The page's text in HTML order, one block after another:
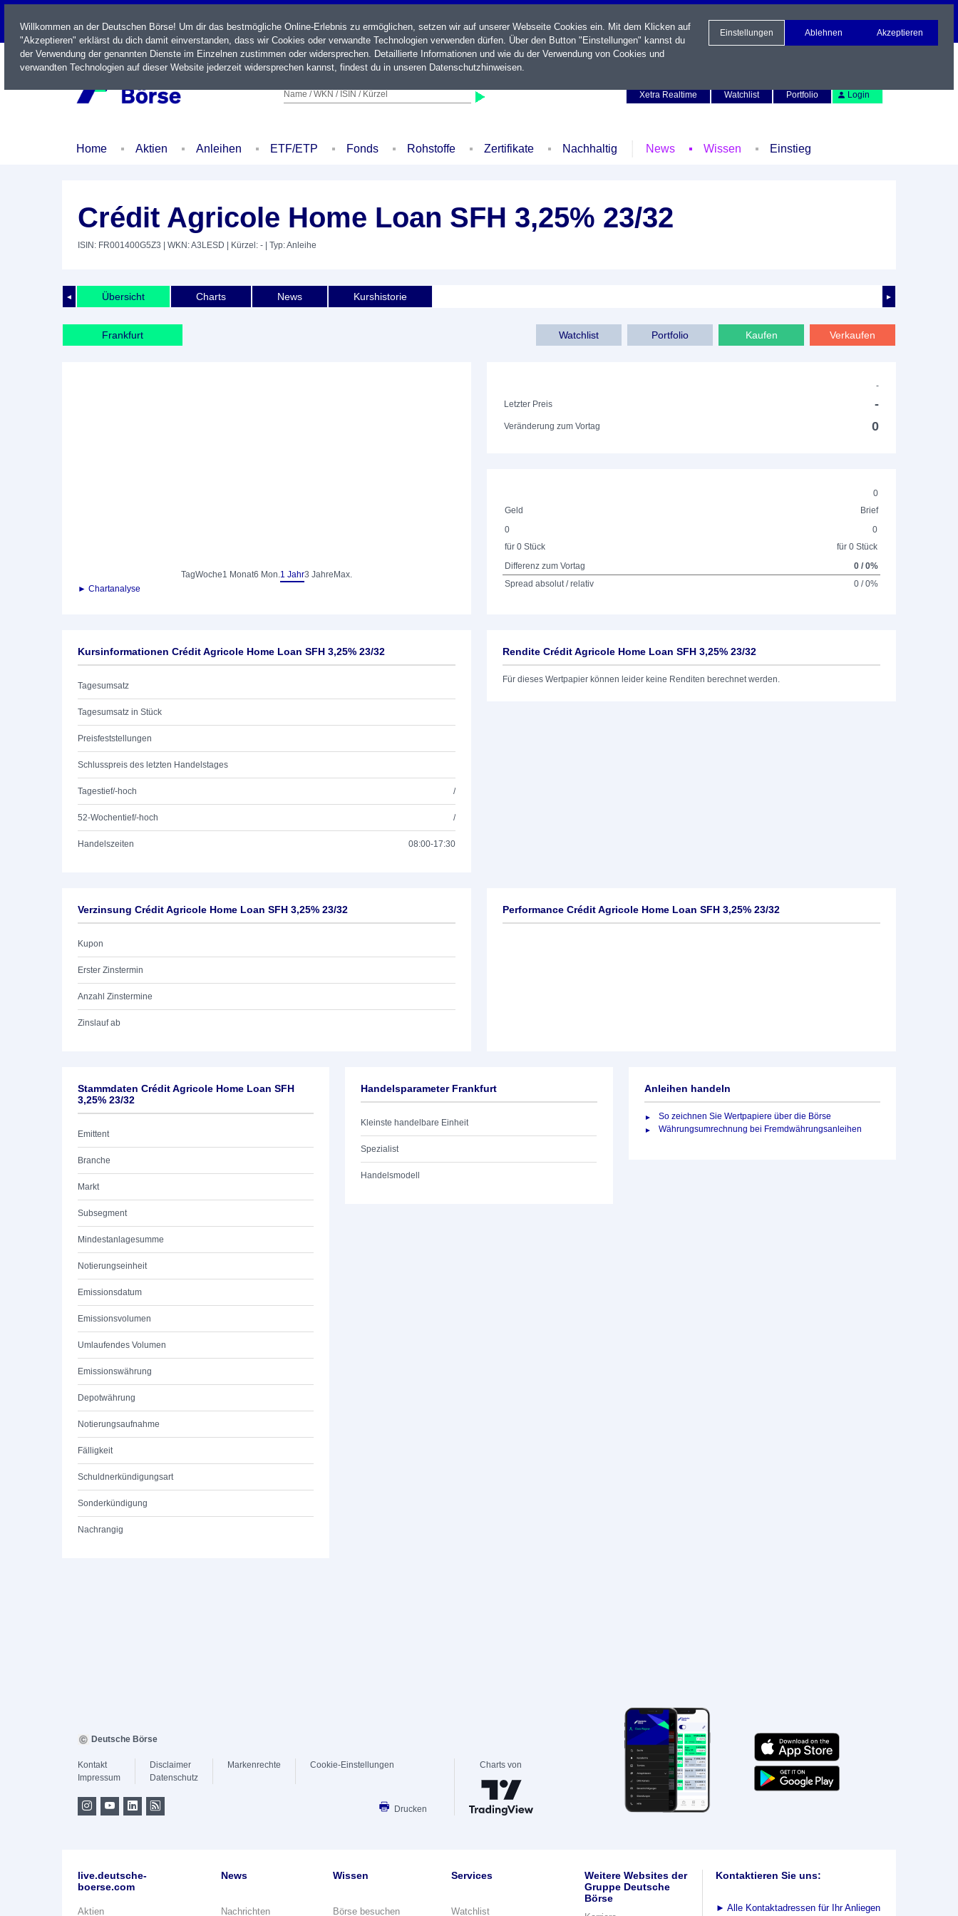
LIVE
Name / WKN / ISIN / Kürzel
Xetra Realtime
Watchlist Portfolio Login
Home Aktien Anleihen ETF/ETP Fonds Rohstoffe Zertifikate Nachhaltig News Wissen Einstieg
Crédit Agricole Home Loan SFH 3,25% 23/32
ISIN: FR001400G5Z3 | WKN: A3LESD | Kürzel: - | Typ: Anleihe
◄ ►
Übersicht Charts News Kurshistorie
Frankfurt Verkaufen
Kaufen
Portfolio
Watchlist
TagWoche1 Monat6 Mon.1 Jahr3 Jahre Max.
► Chartanalyse
-
Letzter Preis
-
Veränderung zum Vortag 0
0
Geld
Brief
0
für 0 Stück
0
für 0 Stück
Differenz zum Vortag
0 / 0%
Spread absolut / relativ
0 / 0%
Kursinformationen Crédit Agricole Home Loan SFH 3,25% 23/32
Tagesumsatz
Tagesumsatz in Stück
Preisfeststellungen
Schlusspreis des letzten Handelstages
Tagestief/-hoch /
52-Wochentief/-hoch /
Handelszeiten 08:00-17:30
Rendite Crédit Agricole Home Loan SFH 3,25% 23/32
Für dieses Wertpapier können leider keine Renditen berechnet werden.
Verzinsung Crédit Agricole Home Loan SFH 3,25% 23/32
Kupon
Erster Zinstermin
Anzahl Zinstermine
Zinslauf ab
Performance Crédit Agricole Home Loan SFH 3,25% 23/32
Stammdaten Crédit Agricole Home Loan SFH
3,25% 23/32
Emittent
Branche
Markt
Subsegment
Mindestanlagesumme
Notierungseinheit
Emissionsdatum
Emissionsvolumen
Umlaufendes Volumen
Emissionswährung
Depotwährung
Notierungsaufnahme
Fälligkeit
Schuldnerkündigungsart
Sonderkündigung
Nachrangig
Handelsparameter Frankfurt
Kleinste handelbare Einheit
Spezialist
Handelsmodell
Anleihen handeln
So zeichnen Sie Wertpapiere über die Börse
Währungsumrechnung bei Fremdwährungsanleihen
Willkommen an der Deutschen Börse! Um dir das bestmögliche Online-Erlebnis zu ermöglichen, setzen wir auf unserer Webseite Cookies ein. Mit dem Klicken auf
"Akzeptieren" erklärst du dich damit einverstanden, dass wir Cookies oder verwandte Technologien verwenden dürfen. Über den Button "Einstellungen" kannst du
der Verwendung der genannten Dienste im Einzelnen zustimmen oder widersprechen. Detaillierte Informationen und wie du der Verwendung von Cookies und
verwandten Technologien auf dieser Website jederzeit widersprechen kannst, findest du in unseren Datenschutzhinweisen.
Einstellungen Ablehnen Akzeptieren
Deutsche Börse
Kontakt
Impressum
Disclaimer
Datenschutz
Markenrechte Cookie-Einstellungen
Drucken
Charts von
live.deutsche-
boerse.com
Aktien
News
Nachrichten
Wissen
Börse besuchen
Services
Watchlist
Weitere Websites der
Gruppe Deutsche
Börse
Kontaktieren Sie uns:
► Alle Kontaktadressen für Ihr Anliegen